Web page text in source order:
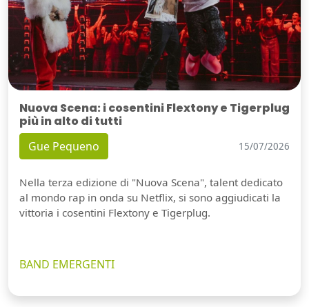
Nuova Scena: i cosentini Flextony e Tigerplug
più in alto di tutti
Gue Pequeno 15/07/2026
Nella terza edizione di "Nuova Scena", talent dedicato
al mondo rap in onda su Netflix, si sono aggiudicati la
vittoria i cosentini Flextony e Tigerplug.
BAND EMERGENTI